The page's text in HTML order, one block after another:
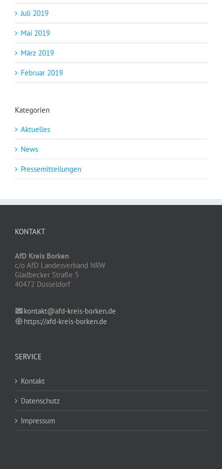
Juli 2019
Mai 2019
März 2019
Februar 2019
Kategorien
Aktuelles
News
Pressemitteilungen
KONTAKT
AfD Kreis Borken
c/o AfD Landesverband NRW
Gladbecker Straße 5
40472 Düsseldorf
kontakt@afd-kreis-borken.de
https://afd-kreis-borken.de
SERVICE
Kontakt
Datenschutz
Impressum